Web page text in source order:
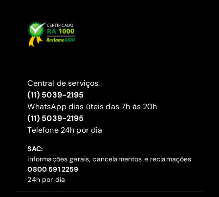
Central de serviços:
(11) 5039-2195
WhatsApp dias úteis das 7h às 20h
(11) 5039-2195
‍Telefone 24h por dia
SAC:
informações gerais, cancelamentos e reclamações
‍0800 591 2259
24h por dia